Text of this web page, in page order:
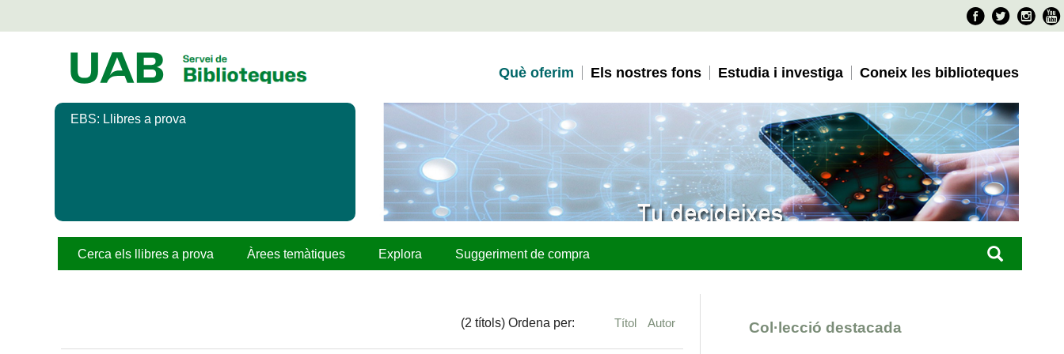
Twitter
Què oferim Els nostres fons Estudia i investiga Coneix les biblioteques
EBS: Llibres a prova
Cerca els llibres a prova Àrees temàtiques Explora Suggeriment de compra
(2 títols) Ordena per: Títol Autor Col·lecció destacada